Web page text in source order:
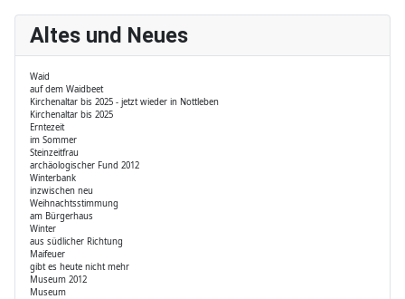
Altes und Neues
Waid
auf dem Waidbeet
Kirchenaltar bis 2025 - jetzt wieder in Nottleben
Kirchenaltar bis 2025
Erntezeit
im Sommer
Steinzeitfrau
archäologischer Fund 2012
Winterbank
inzwischen neu
Weihnachtsstimmung
am Bürgerhaus
Winter
aus südlicher Richtung
Maifeuer
gibt es heute nicht mehr
Museum 2012
Museum